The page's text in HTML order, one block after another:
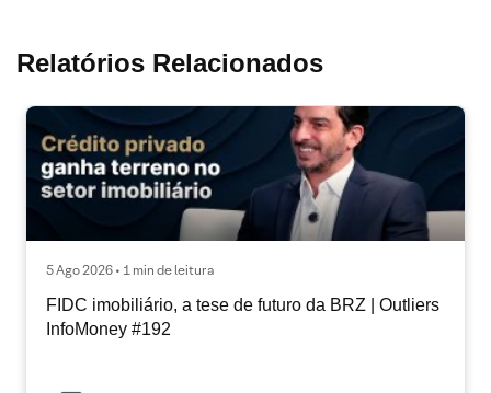
Relatórios Relacionados
5 Ago 2026 • 1 min de leitura
FIDC imobiliário, a tese de futuro da BRZ | Outliers
InfoMoney #192